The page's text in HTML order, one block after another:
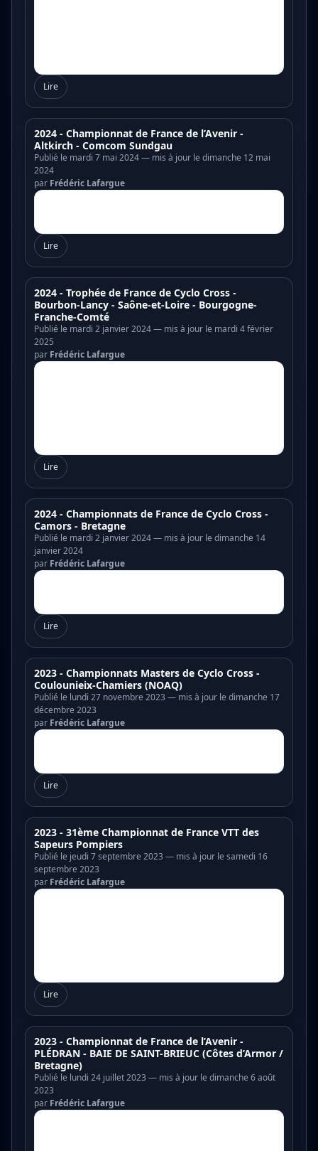
Lire
2024 - Championnat de France de l’Avenir -
Altkirch - Comcom Sundgau
Publié le mardi 7 mai 2024 — mis à jour le dimanche 12 mai
2024
par Frédéric Lafargue
Lire
2024 - Trophée de France de Cyclo Cross -
Bourbon-Lancy - Saône-et-Loire - Bourgogne-
Franche-Comté
Publié le mardi 2 janvier 2024 — mis à jour le mardi 4 février
2025
par Frédéric Lafargue
Lire
2024 - Championnats de France de Cyclo Cross -
Camors - Bretagne
Publié le mardi 2 janvier 2024 — mis à jour le dimanche 14
janvier 2024
par Frédéric Lafargue
Lire
2023 - Championnats Masters de Cyclo Cross -
Coulounieix-Chamiers (NOAQ)
Publié le lundi 27 novembre 2023 — mis à jour le dimanche 17
décembre 2023
par Frédéric Lafargue
Lire
2023 - 31ème Championnat de France VTT des
Sapeurs Pompiers
Publié le jeudi 7 septembre 2023 — mis à jour le samedi 16
septembre 2023
par Frédéric Lafargue
Lire
2023 - Championnat de France de l’Avenir -
PLÉDRAN - BAIE DE SAINT-BRIEUC (Côtes d’Armor /
Bretagne)
Publié le lundi 24 juillet 2023 — mis à jour le dimanche 6 août
2023
par Frédéric Lafargue